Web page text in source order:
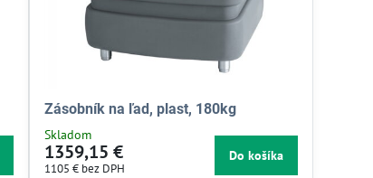
Zásobník na ľad, plast, 180kg
Skladom
1359,15 €
1105 € bez DPH
Do košíka